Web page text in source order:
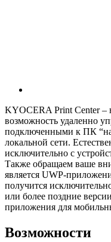
KYOCERA Print Center –
возможность удаленно
подключенными к ПК
локальной сети.
исключительно с
Также обращаем ваше
является UWP-
получится
или более поздние
приложения для
Возможности